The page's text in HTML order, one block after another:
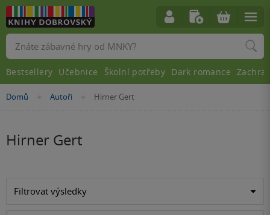
Nacházíte
Domů »Autoři »Hirner Gert
Hirner Gert
Filtrovat výsledky
Vyhledávání
Bestsellery Učebnice Školní potřeby Dark romance